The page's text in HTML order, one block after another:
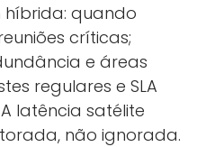
quando
críticas;
e áreas
regulares e SLA
latência satélite
não ignorada.